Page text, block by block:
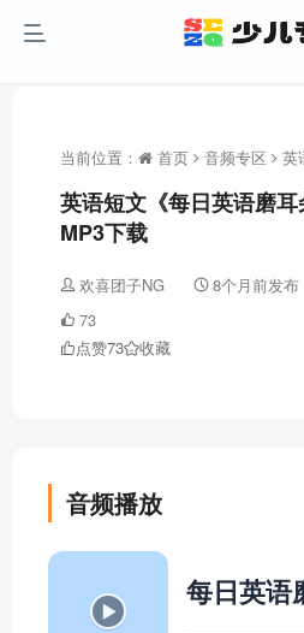
当前位置： 首页 音频专区 英
英语短文《每日英语磨
MP3下载
欢喜团子NG 8个月前发布
73
点赞73 收藏
音频播放
每日英语